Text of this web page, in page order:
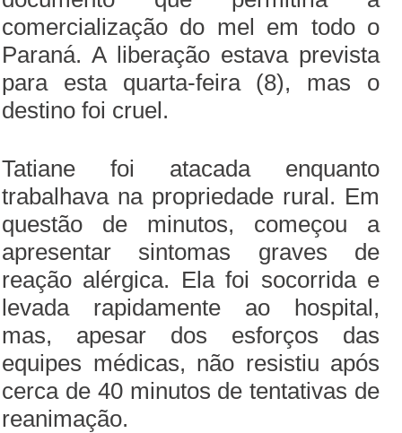
comercialização do mel em todo o
Paraná. A liberação estava prevista
para esta quarta-feira (8), mas o
destino foi cruel.
Tatiane foi atacada enquanto
trabalhava na propriedade rural. Em
questão de minutos, começou a
apresentar sintomas graves de
reação alérgica. Ela foi socorrida e
levada rapidamente ao hospital,
mas, apesar dos esforços das
equipes médicas, não resistiu após
cerca de 40 minutos de tentativas de
reanimação.